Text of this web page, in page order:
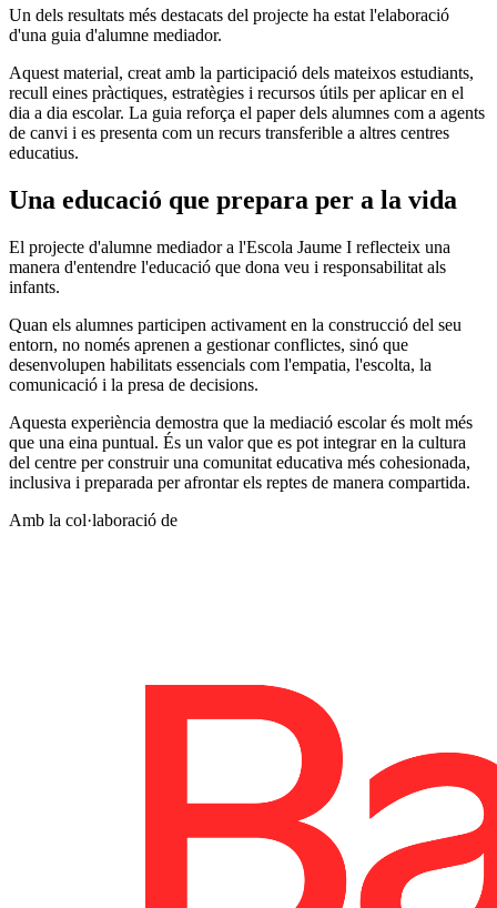
Un dels resultats més destacats del projecte ha estat l'elaboració
d'una guia d'alumne mediador.
Aquest material, creat amb la participació dels mateixos estudiants,
recull eines pràctiques, estratègies i recursos útils per aplicar en el
dia a dia escolar. La guia reforça el paper dels alumnes com a agents
de canvi i es presenta com un recurs transferible a altres centres
educatius.
Una educació que prepara per a la vida
El projecte d'alumne mediador a l'Escola Jaume I reflecteix una
manera d'entendre l'educació que dona veu i responsabilitat als
infants.
Quan els alumnes participen activament en la construcció del seu
entorn, no només aprenen a gestionar conflictes, sinó que
desenvolupen habilitats essencials com l'empatia, l'escolta, la
comunicació i la presa de decisions.
Aquesta experiència demostra que la mediació escolar és molt més
que una eina puntual. És un valor que es pot integrar en la cultura
del centre per construir una comunitat educativa més cohesionada,
inclusiva i preparada per afrontar els reptes de manera compartida.
Amb la col·laboració de